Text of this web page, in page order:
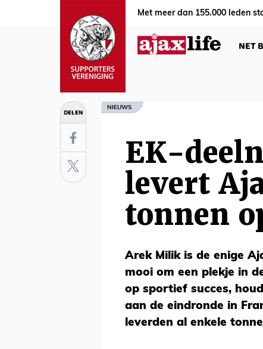
Met meer dan 155.000 leden
NET
DELEN NIEUWS
EK-
levert
tonnen
Arek Milik is de enige
mooi om een plekje in
op sportief succes,
aan de eindronde in
leverden al enkele